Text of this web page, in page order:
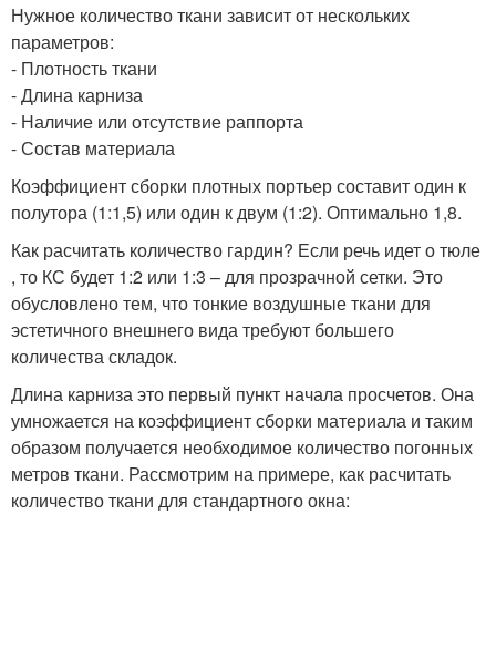
Нужное количество ткани зависит от нескольких
параметров:
- Плотность ткани
- Длина карниза
- Наличие или отсутствие раппорта
- Состав материала
Коэффициент сборки плотных портьер составит один к
полутора (1:1,5) или один к двум (1:2). Оптимально 1,8.
Как расчитать количество гардин? Если речь идет о тюле
, то КС будет 1:2 или 1:3 – для прозрачной сетки. Это
обусловлено тем, что тонкие воздушные ткани для
эстетичного внешнего вида требуют большего
количества складок.
Длина карниза это первый пункт начала просчетов. Она
умножается на коэффициент сборки материала и таким
образом получается необходимое количество погонных
метров ткани. Рассмотрим на примере, как расчитать
количество ткани для стандартного окна: